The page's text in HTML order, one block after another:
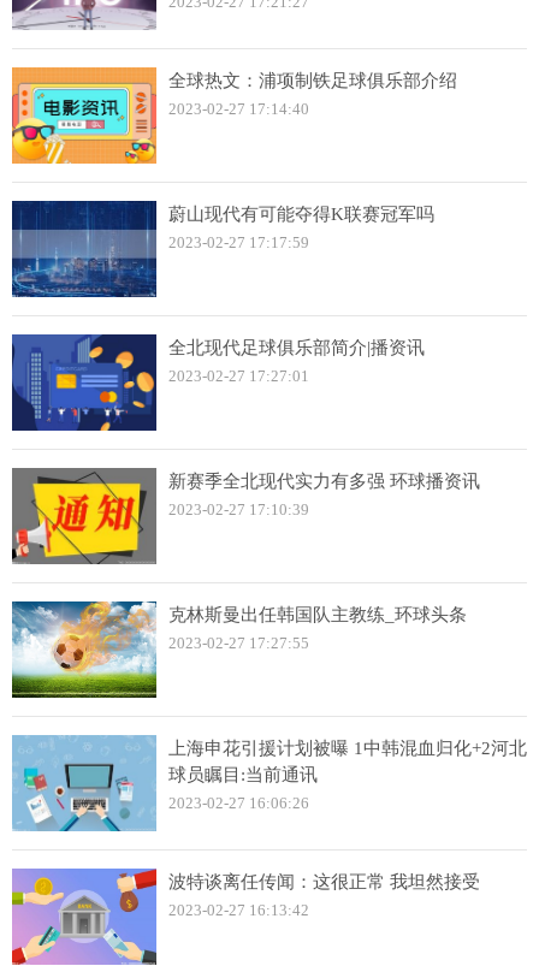
全球热文：浦项制铁足球俱乐部介绍
2023-02-27 17:14:40
蔚山现代有可能夺得K联赛冠军吗
2023-02-27 17:17:59
全北现代足球俱乐部简介|播资讯
2023-02-27 17:27:01
新赛季全北现代实力有多强 环球播资讯
2023-02-27 17:10:39
克林斯曼出任韩国队主教练_环球头条
2023-02-27 17:27:55
上海申花引援计划被曝 1中韩混血归化+2河北
球员瞩目:当前通讯
2023-02-27 16:06:26
波特谈离任传闻：这很正常 我坦然接受
2023-02-27 16:13:42